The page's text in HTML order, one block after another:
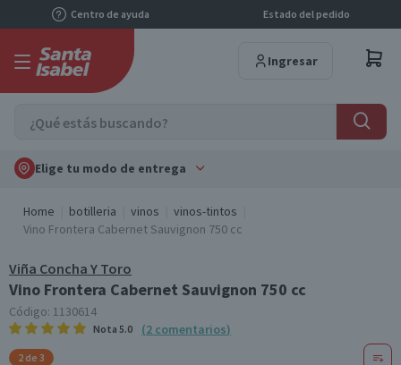
Centro de ayuda Estado del pedido
Ingresar
Elige tu modo de entrega
Home botilleria vinos
vinos-tintos
Vino Frontera Cabernet Sauvignon 750 cc
Viña Concha Y Toro
Vino Frontera Cabernet Sauvignon 750 cc
Código: 1130614
Nota 5.0 (2 comentarios)
2 de 3